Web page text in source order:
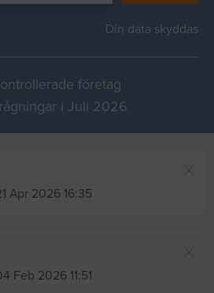
Din data skyddas
företag
i Juli 2026
Apr 2026 16:35
Feb 2026 11:51